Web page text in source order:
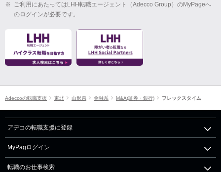
※ ご利用にあたってはLHH転職エージェント（Adecco Group）のMyPageへ
のログインが必要です。
Adeccoの転職支援 東北 山形県 金融系 M&A(証券・銀行) フレックスタイム
アデコの転職支援に登録
MyPagログイン
転職のお仕事検索